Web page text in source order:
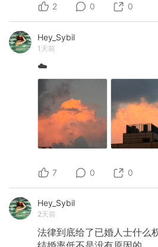
2 0 0
Hey_Sybil
1天前
☁️
7 0 0
Hey_Sybil
2天前
法律到底给了已婚人士什么